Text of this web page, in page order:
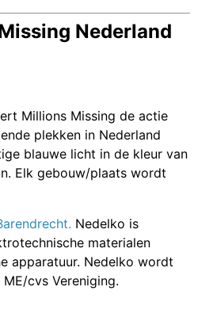
Nederland
Millions Missing de actie
plekken in Nederland
blauwe licht in de kleur van
Elk gebouw/plaats wordt
Nedelko is
materialen
apparatuur. Nedelko wordt
cvs Vereniging.